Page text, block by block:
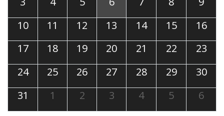
10
11 12 13 14 15
16
17
18 19 20 21 22
23
24
25 26 27 28 29
30
31
1 2 3 4 5 6